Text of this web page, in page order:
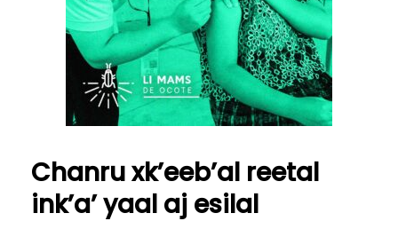
Chanru xk’eeb’al reetal
ink’a’ yaal aj esilal